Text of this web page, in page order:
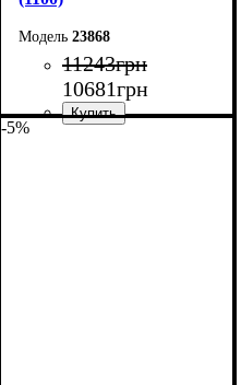
23868
11243грн
10681грн
-5%